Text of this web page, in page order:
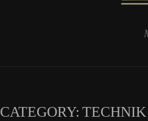
CATEGORY: